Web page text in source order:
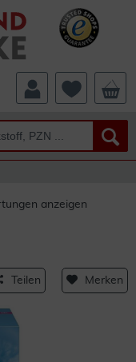
anzeigen
Teilen Merken